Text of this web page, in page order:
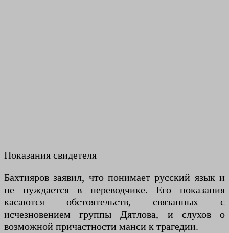
Показания свидетеля
Бахтияров заявил, что понимает русский язык и
не нуждается в переводчике. Его показания
касаются обстоятельств, связанных с
исчезновением группы Дятлова, и слухов о
возможной причастности манси к трагедии.